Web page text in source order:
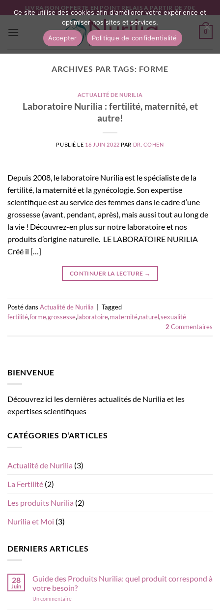
au
contenu
LIVRAISON OFFERTE EN POINT RELAIS A PARTIR DE 70€
0
ARCHIVES PAR TAGS: FORME
ACTUALITÉ DE NURILIA
Laboratoire Nurilia : fertilité, maternité, et
autre!
PUBLIÉ LE 16 JUIN 2022 PAR DR. COHEN
Depuis 2008, le laboratoire Nurilia est le spécialiste de la
fertilité, la maternité et la gynécologie. Son expertise
scientifique est au service des femmes dans le cadre d’une
grossesse (avant, pendant, après), mais aussi tout au long de
la vie ! Découvrez-en plus sur notre laboratoire et nos
produits d’origine naturelle. LE LABORATOIRE NURILIA
Créé il […]
CONTINUER LA LECTURE →
Posté dans Actualité de Nurilia
Tagged
fertilité,forme,grossesse,laboratoire,maternité,naturel,sexualité
2 Commentaires
BIENVENUE
Découvrez ici les dernières actualités de Nurilia et les
expertises scientifiques
CATÉGORIES D’ARTICLES
Actualité de Nurilia (3)
La Fertilité (2)
Les produits Nurilia (2)
Nurilia et Moi (3)
DERNIERS ARTICLES
28
Juin
Guide des Produits Nurilia: quel produit correspond à
votre besoin?
Un commentairesur
Ce site utilise des cookies afin d'améliorer votre expérience et
optimiser nos sites et services.
Accepter
Politique de confidentialité